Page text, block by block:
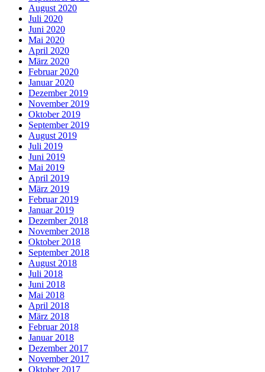
August 2020
Juli 2020
Juni 2020
Mai 2020
April 2020
März 2020
Februar 2020
Januar 2020
Dezember 2019
November 2019
Oktober 2019
September 2019
August 2019
Juli 2019
Juni 2019
Mai 2019
April 2019
März 2019
Februar 2019
Januar 2019
Dezember 2018
November 2018
Oktober 2018
September 2018
August 2018
Juli 2018
Juni 2018
Mai 2018
April 2018
März 2018
Februar 2018
Januar 2018
Dezember 2017
November 2017
Oktober 2017